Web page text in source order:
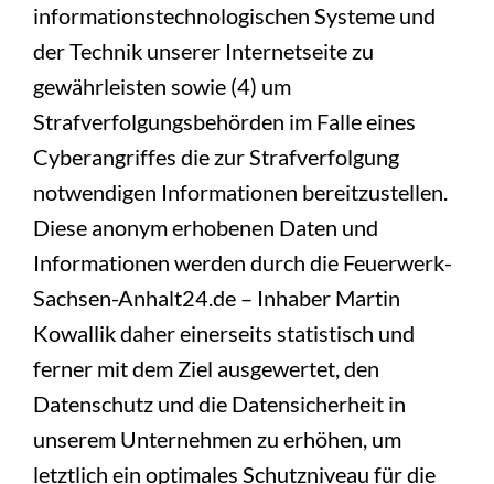
informationstechnologischen Systeme und
der Technik unserer Internetseite zu
gewährleisten sowie (4) um
Strafverfolgungsbehörden im Falle eines
Cyberangriffes die zur Strafverfolgung
notwendigen Informationen bereitzustellen.
Diese anonym erhobenen Daten und
Informationen werden durch die Feuerwerk-
Sachsen-Anhalt24.de – Inhaber Martin
Kowallik daher einerseits statistisch und
ferner mit dem Ziel ausgewertet, den
Datenschutz und die Datensicherheit in
unserem Unternehmen zu erhöhen, um
letztlich ein optimales Schutzniveau für die